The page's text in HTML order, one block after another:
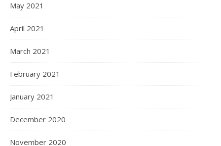
May 2021
April 2021
March 2021
February 2021
January 2021
December 2020
November 2020